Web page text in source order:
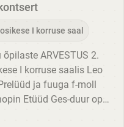
I korruse saal
ARVESTUS 2.
I korruse saalis Leo
ja fuuga f-moll
Etüüd Ges-duur op